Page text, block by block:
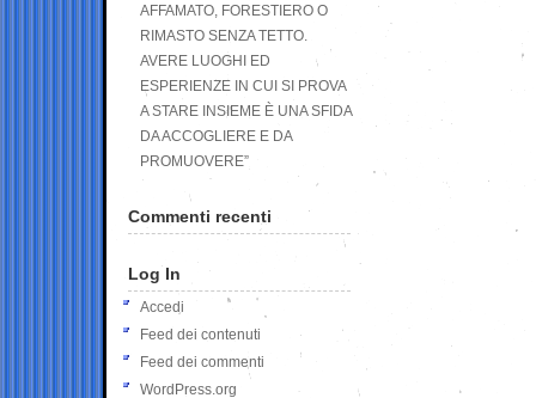
AFFAMATO, FORESTIERO O
RIMASTO SENZA TETTO.
AVERE LUOGHI ED
ESPERIENZE IN CUI SI PROVA
A STARE INSIEME È UNA SFIDA
DA ACCOGLIERE E DA
PROMUOVERE”
Commenti recenti
Log In
Accedi
Feed dei contenuti
Feed dei commenti
WordPress.org